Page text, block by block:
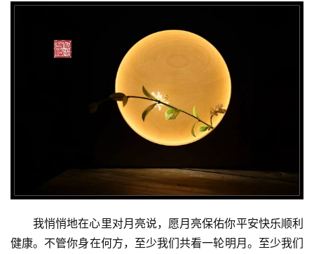
题
我悄悄地在心里对月亮说，愿月亮保佑你平安快乐顺利
健康。不管你身在何方，至少我们共看一轮明月。至少我们